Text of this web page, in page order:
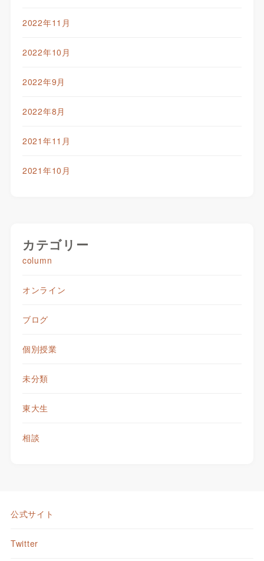
2022年11月
2022年10月
2022年9月
2022年8月
2021年11月
2021年10月
カテゴリー
column
オンライン
ブログ
個別授業
未分類
東大生
相談
公式サイト
Twitter